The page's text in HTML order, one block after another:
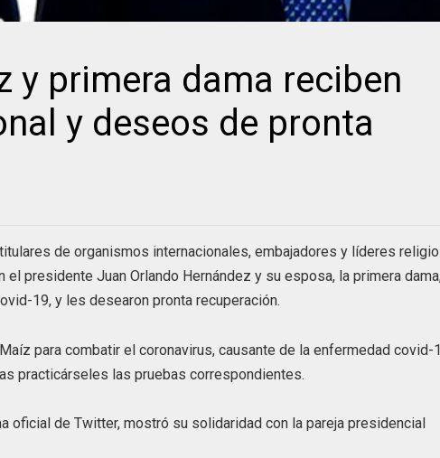
y primera dama reciben
y deseos de pronta
de organismos internacionales, embajadores y líderes
presidente Juan Orlando Hernández y su esposa, la primera
19, y les desearon pronta recuperación.
para combatir el coronavirus, causante de la enfermedad covid-
practicárseles las pruebas correspondientes.
oficial de Twitter, mostró su solidaridad con la pareja presidencial